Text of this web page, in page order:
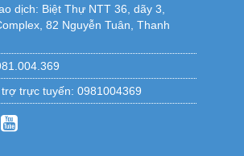
dịch: Biệt Thự NTT 36, dãy 3,
82 Nguyễn Tuân, Thanh
trực tuyến: 0981004369